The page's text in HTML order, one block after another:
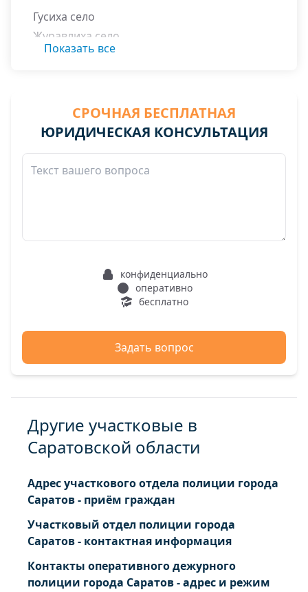
Гусиха село
Журавлиха село
Ивановка село
Показать все
СРОЧНАЯ БЕСПЛАТНАЯ
ЮРИДИЧЕСКАЯ КОНСУЛЬТАЦИЯ
конфиденциально
оперативно
бесплатно
Задать вопрос
Другие участковые в
Саратовской области
Адрес участкового отдела полиции города
Саратов - приём граждан
Участковый отдел полиции города
Саратов - контактная информация
Контакты оперативного дежурного
полиции города Саратов - адрес и режим